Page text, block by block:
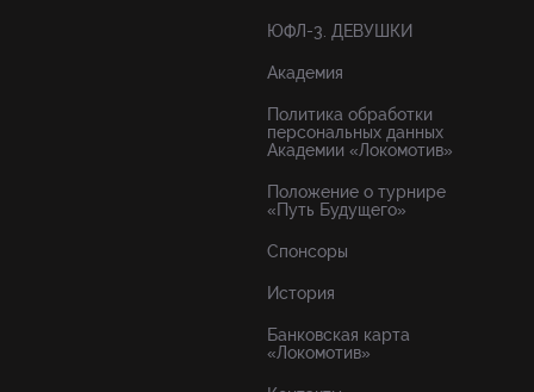
ЮФЛ-3. ДЕВУШКИ
Академия
Политика обработки
персональных данных
Академии «Локомотив»
Положение о турнире
«Путь Будущего»
Спонсоры
История
Банковская карта
«Локомотив»